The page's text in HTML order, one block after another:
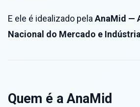
E ele é idealizado pela AnaMid —
Nacional do Mercado e
Quem é a AnaMid